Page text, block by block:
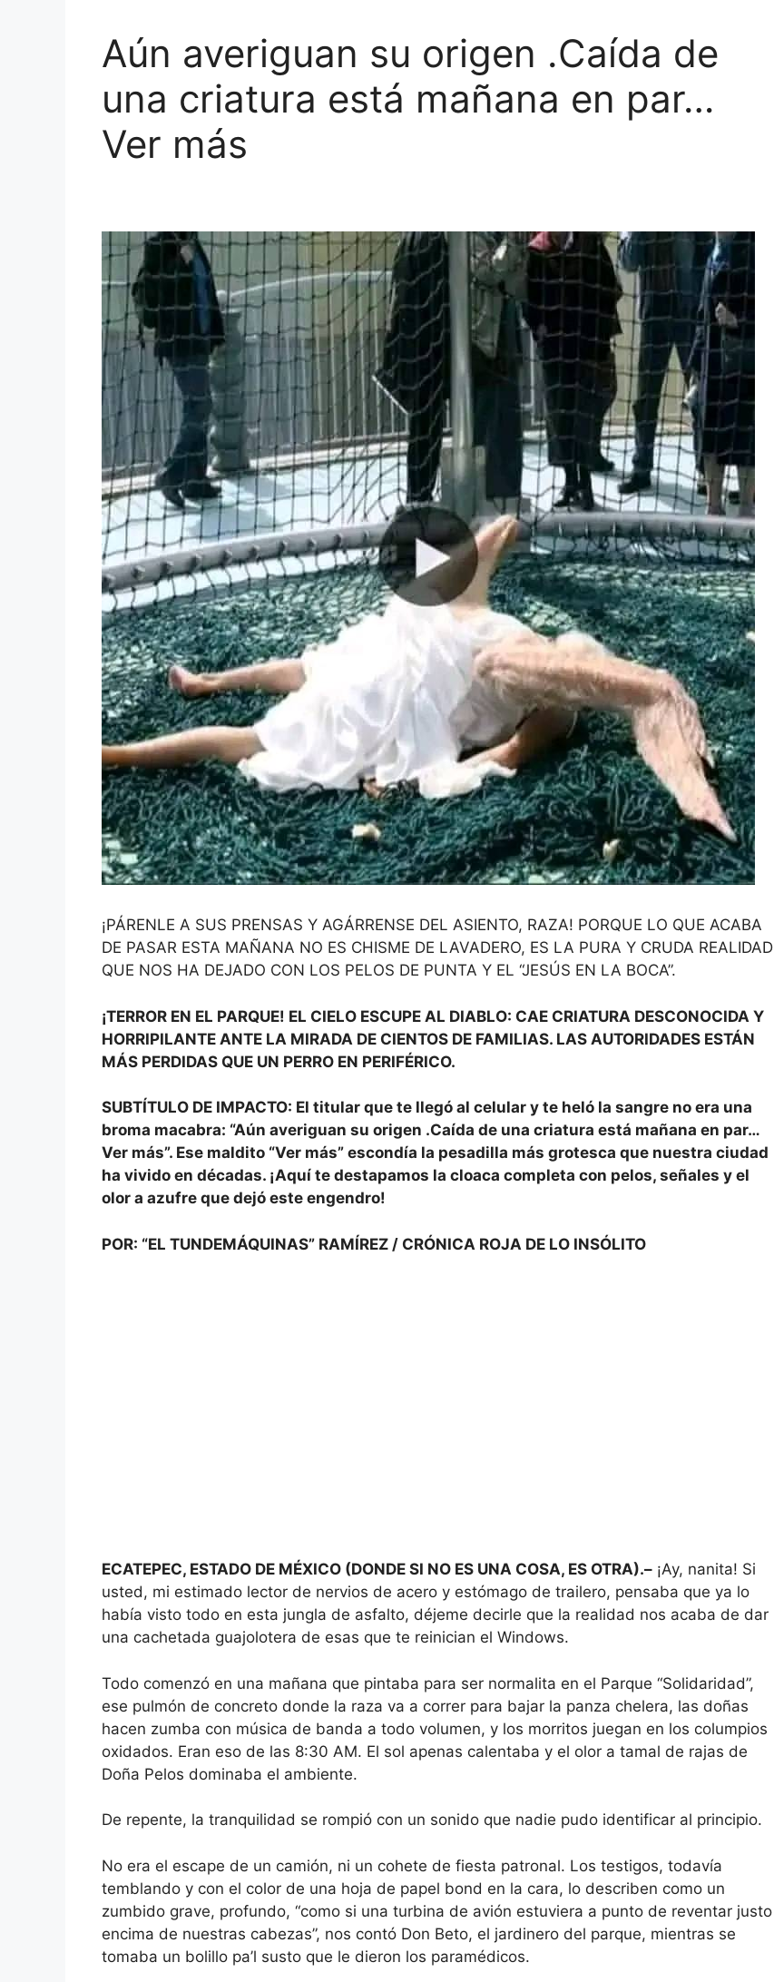
Aún averiguan su origen .Caída de
una criatura está mañana en par…
Ver más
¡PÁRENLE A SUS PRENSAS Y AGÁRRENSE DEL ASIENTO, RAZA! PORQUE LO QUE ACABA
DE PASAR ESTA MAÑANA NO ES CHISME DE LAVADERO, ES LA PURA Y CRUDA REALIDAD
QUE NOS HA DEJADO CON LOS PELOS DE PUNTA Y EL “JESÚS EN LA BOCA”.
¡TERROR EN EL PARQUE! EL CIELO ESCUPE AL DIABLO: CAE CRIATURA DESCONOCIDA Y
HORRIPILANTE ANTE LA MIRADA DE CIENTOS DE FAMILIAS. LAS AUTORIDADES ESTÁN
MÁS PERDIDAS QUE UN PERRO EN PERIFÉRICO.
SUBTÍTULO DE IMPACTO: El titular que te llegó al celular y te heló la sangre no era una
broma macabra: “Aún averiguan su origen .Caída de una criatura está mañana en par…
Ver más”. Ese maldito “Ver más” escondía la pesadilla más grotesca que nuestra ciudad
ha vivido en décadas. ¡Aquí te destapamos la cloaca completa con pelos, señales y el
olor a azufre que dejó este engendro!
POR: “EL TUNDEMÁQUINAS” RAMÍREZ / CRÓNICA ROJA DE LO INSÓLITO
ECATEPEC, ESTADO DE MÉXICO (DONDE SI NO ES UNA COSA, ES OTRA).– ¡Ay, nanita! Si
usted, mi estimado lector de nervios de acero y estómago de trailero, pensaba que ya lo
había visto todo en esta jungla de asfalto, déjeme decirle que la realidad nos acaba de dar
una cachetada guajolotera de esas que te reinician el Windows.
Todo comenzó en una mañana que pintaba para ser normalita en el Parque “Solidaridad”,
ese pulmón de concreto donde la raza va a correr para bajar la panza chelera, las doñas
hacen zumba con música de banda a todo volumen, y los morritos juegan en los columpios
oxidados. Eran eso de las 8:30 AM. El sol apenas calentaba y el olor a tamal de rajas de
Doña Pelos dominaba el ambiente.
De repente, la tranquilidad se rompió con un sonido que nadie pudo identificar al principio.
No era el escape de un camión, ni un cohete de fiesta patronal. Los testigos, todavía
temblando y con el color de una hoja de papel bond en la cara, lo describen como un
zumbido grave, profundo, “como si una turbina de avión estuviera a punto de reventar justo
encima de nuestras cabezas”, nos contó Don Beto, el jardinero del parque, mientras se
tomaba un bolillo pa’l susto que le dieron los paramédicos.